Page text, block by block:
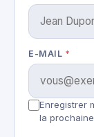
E-MAIL *
Enregistrer
la